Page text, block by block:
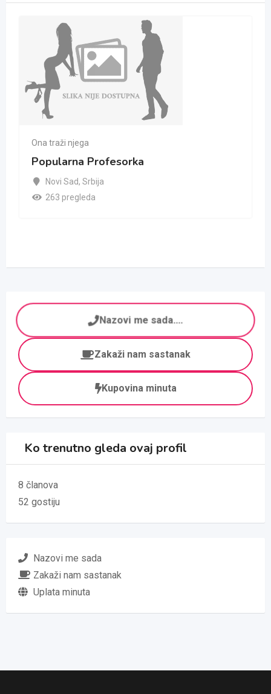
Ona traži njega
Popularna Profesorka
Novi Sad, Srbija
263 pregleda
Nazovi me sada....
Zakaži nam sastanak
Kupovina minuta
Ko trenutno gleda ovaj profil
8 članova
52 gostiju
Nazovi me sada
Zakaži nam sastanak
Uplata minuta